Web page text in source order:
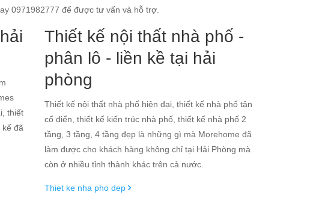
0971982777 để được tư vấn và hỗ trợ.
thiết
đã
Thiết kế nội thất nhà phố -
phân lô - liền kề tại hải
phòng
Thiết kế nội thất nhà phố hiện đại, thiết kế nhà phố tân
cổ điển, thiết kế kiến trúc nhà phố, thiết kế nhà phố 2
tầng, 3 tầng, 4 tầng đẹp là những gì mà Morehome đã
làm được cho khách hàng không chỉ tại Hải Phòng mà
còn ở nhiều tỉnh thành khác trên cả nước.
Thiet ke nha pho dep